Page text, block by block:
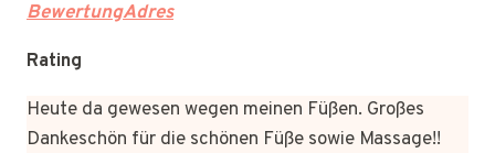
BewertungAdres
Rating
Heute da gewesen wegen meinen Füßen. Großes
Dankeschön für die schönen Füße sowie Massage!!